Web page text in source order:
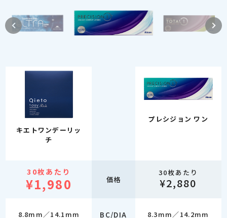
キエトワンデーリッ
チ
30枚あたり
¥1,980
8.8mm／14.1mm
価格
BC/DIA
プレシジョン ワン
30枚あたり
¥2,880
8.3mm／14.2mm